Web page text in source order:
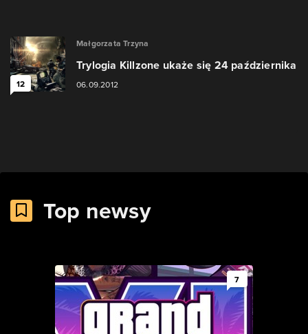
12
Małgorzata Trzyna
Trylogia Killzone ukaże się 24 października
06.09.2012
Top newsy
7